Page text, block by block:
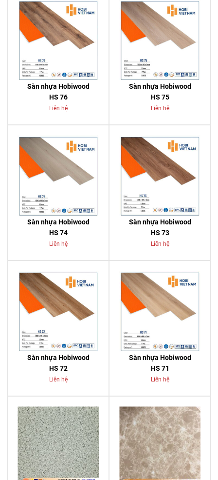
Sàn nhựa Hobiwood
HS 76
Liên hệ
Sàn nhựa Hobiwood
HS 75
Liên hệ
Sàn nhựa Hobiwood
HS 74
Liên hệ
Sàn nhựa Hobiwood
HS 73
Liên hệ
Sàn nhựa Hobiwood
HS 72
Liên hệ
Sàn nhựa Hobiwood
HS 71
Liên hệ